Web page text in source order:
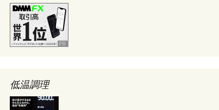
低温調理